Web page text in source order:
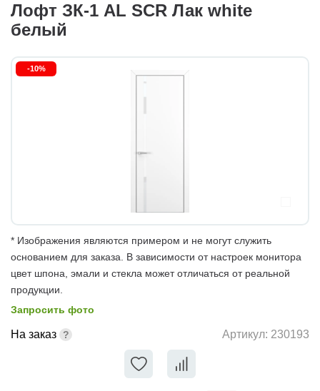
Лофт ЗК-1 AL SCR Лак white
белый
-10%
* Изображения являются примером и не могут служить
основанием для заказа. В зависимости от настроек монитора
цвет шпона, эмали и стекла может отличаться от реальной
продукции.
Запросить фото
На заказ Артикул: 230193